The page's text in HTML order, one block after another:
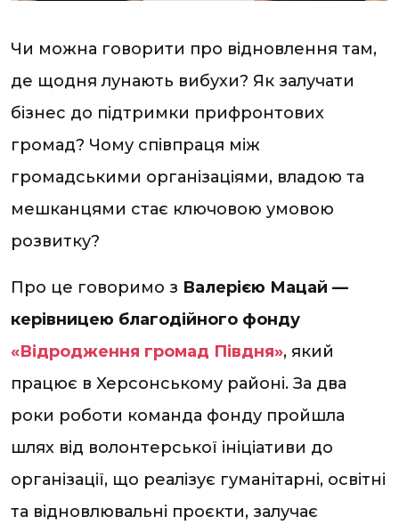
Чи можна говорити про відновлення там,
де щодня лунають вибухи? Як залучати
бізнес до підтримки прифронтових
громад? Чому співпраця між
громадськими організаціями, владою та
мешканцями стає ключовою умовою
розвитку?
Про це говоримо з Валерією Мацай —
керівницею благодійного фонду
«Відродження громад Півдня», який
працює в Херсонському районі. За два
роки роботи команда фонду пройшла
шлях від волонтерської ініціативи до
організації, що реалізує гуманітарні, освітні
та відновлювальні проєкти, залучає